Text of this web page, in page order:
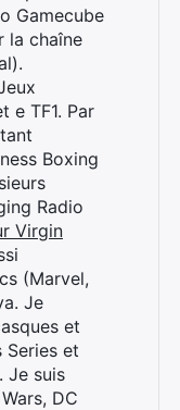
Gamecube
la chaîne
e TF1. Par
Boxing
Radio
Virgin
(Marvel,
Je
et
Series et
Je suis
DC